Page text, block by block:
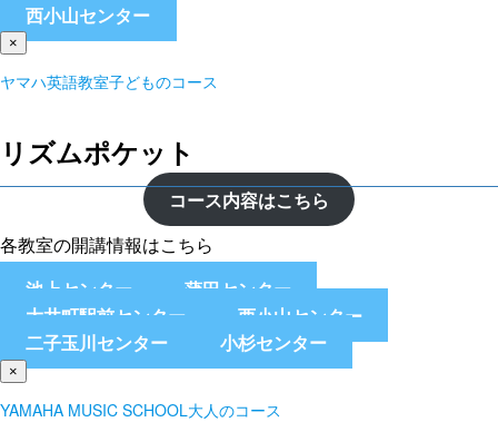
西小山センター
×
ヤマハ英語教室子どものコース
リズムポケット
コース内容はこちら
各教室の開講情報はこちら
池上センター
蒲田センター
大井町駅前センター
西小山センター
二子玉川センター
小杉センター
×
YAMAHA MUSIC SCHOOL大人のコース